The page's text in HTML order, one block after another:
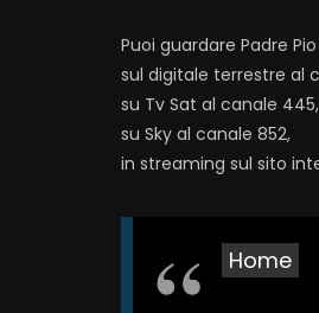
Puoi guardare Padre
sul digitale terrestre al
su Tv Sat al canale 445,
su Sky al canale 852,
in streaming sul sito
Home